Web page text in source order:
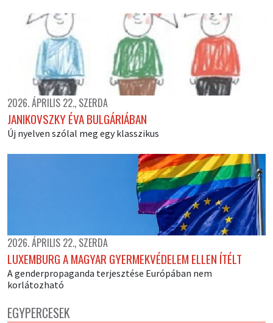
2026. ÁPRILIS 22., SZERDA
JANIKOVSZKY ÉVA BULGÁRIÁBAN
Új nyelven szólal meg egy klasszikus
2026. ÁPRILIS 22., SZERDA
LUXEMBURG A MAGYAR GYERMEKVÉDELEM ELLEN ÍTÉLT
A genderpropaganda terjesztése Európában nem
korlátozható
EGYPERCESEK